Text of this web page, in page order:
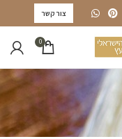
צור קשר
0